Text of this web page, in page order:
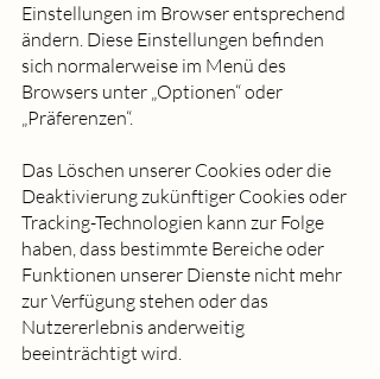
Einstellungen im Browser entsprechend
ändern. Diese Einstellungen befinden
sich normalerweise im Menü des
Browsers unter „Optionen“ oder
„Präferenzen“.
Das Löschen unserer Cookies oder die
Deaktivierung zukünftiger Cookies oder
Tracking-Technologien kann zur Folge
haben, dass bestimmte Bereiche oder
Funktionen unserer Dienste nicht mehr
zur Verfügung stehen oder das
Nutzererlebnis anderweitig
beeinträchtigt wird.